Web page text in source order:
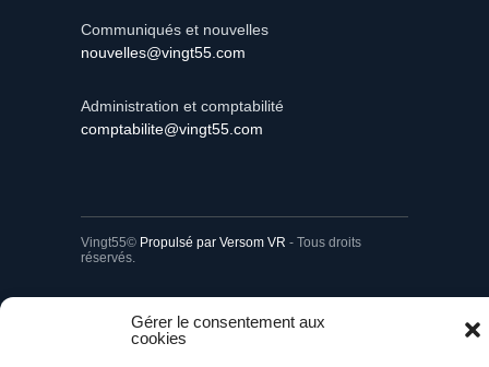
Gérer le consentement aux
cookies
Communiqués et nouvelles
nouvelles@vingt55.com
Administration et comptabilité
comptabilite@vingt55.com
Vingt55© Propulsé par Versom VR - Tous droits
réservés.
Retour à l’accueil